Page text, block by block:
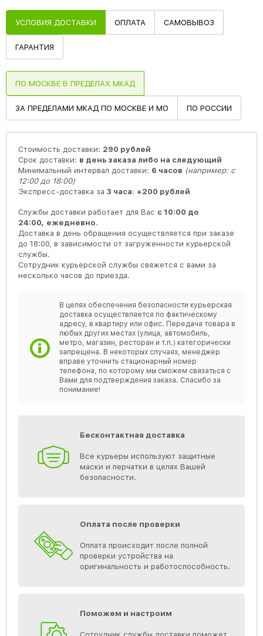
УСЛОВИЯ ДОСТАВКИ ОПЛАТА САМОВЫВОЗ
ГАРАНТИЯ
ПО МОСКВЕ В ПРЕДЕЛАХ МКАД
ЗА ПРЕДЕЛАМИ МКАД ПО МОСКВЕ И МО ПО РОССИИ
Стоимость доставки: 290 рублей
Срок доставки: в день заказа либо на следующий
Минимальный интервал доставки: 6 часов (например: с
12:00 до 18:00)
Экспресс-доставка за 3 часа: +200 рублей
Службы доставки работает для Вас с 10:00 до
24:00, ежедневно.
Доставка в день обращения осуществляется при заказе
до 18:00, в зависимости от загруженности курьерской
службы.
Сотрудник курьерской службы свяжется с вами за
несколько часов до приезда.
В целях обеспечения безопасности курьерская
доставка осуществляется по фактическому
адресу, в квартиру или офис. Передача товара в
любых других местах (улица, автомобиль,
метро, магазин, ресторан и т.п.) категорически
запрещена. В некоторых случаях, менеджер
вправе уточнить стационарный номер
телефона, по которому мы сможем связаться с
Вами для подтверждения заказа. Спасибо за
понимание!
Бесконтактная доставка
Все курьеры используют защитные
маски и перчатки в целях Вашей
безопасности.
Оплата после проверки
Оплата происходит после полной
проверки устройства на
оригинальность и работоспособность.
Поможем и настроим